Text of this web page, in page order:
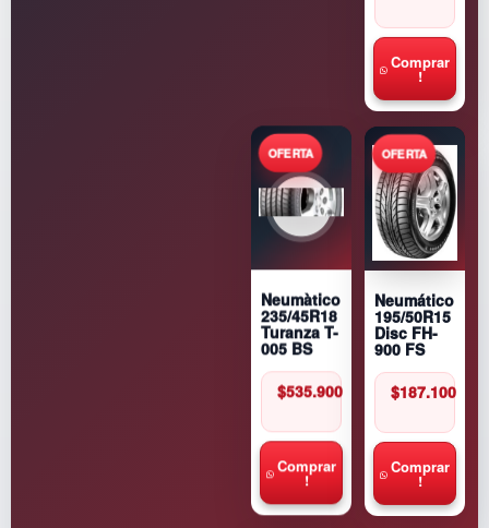
Comprar
!
Neumàtico
235/45R18
Turanza T-
005 BS
$535.900
Comprar
!
Neumático
195/50R15
Disc FH-
900 FS
$187.100
Comprar
!